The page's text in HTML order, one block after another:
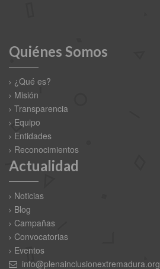
Quiénes Somos
¿Qué es?
Misión
Transparencia
Equipo
Entidades
Reconocimientos
Actualidad
Noticias
Blog
Campañas
Convocatorias
Eventos
info@plenainclusionextremadura.org